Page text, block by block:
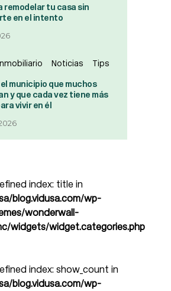
remodelar tu casa sin
en el intento
Noticias Tips
municipio que muchos
y que cada vez tiene más
vivir en él
index: title in
blog.vidusa.com/wp-
wonderwall-
widgets/widget.categories.php
index: show_count in
blog.vidusa.com/wp-